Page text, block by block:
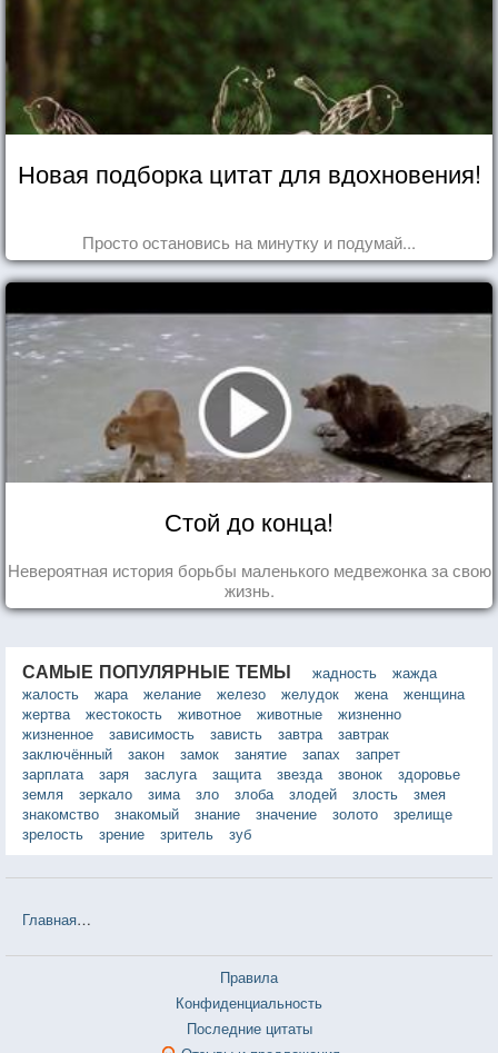
Новая подборка цитат для вдохновения!
Просто остановись на минутку и подумай...
Стой до конца!
Невероятная история борьбы маленького медвежонка за свою
жизнь.
САМЫЕ ПОПУЛЯРНЫЕ ТЕМЫ жадность
жажда
жалость
жара желание железо желудок жена
женщина
жертва
жестокость животное животные
жизненно
жизненное
зависимость зависть завтра
завтрак
заключённый
закон замок занятие запах
запрет
зарплата
заря заслуга защита звезда звонок
здоровье
земля
зеркало зима зло злоба злодей злость
змея
знакомство
знакомый знание значение золото
зрелище
зрелость
зрение зритель зуб
Главная
Правила
Конфиденциальность
Последние цитаты